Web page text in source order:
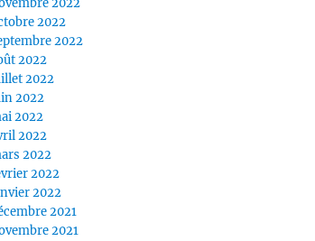
2022
2022
2022
2022
2022
2022
2022
2022
2022
2022
2022
2021
2021